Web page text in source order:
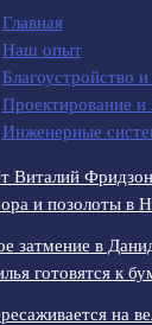
Главная
Наш опыт
Благоустройство
Проектирование и
Инженерные
Виталий
и позолоты в
затмение в
готовятся к
на